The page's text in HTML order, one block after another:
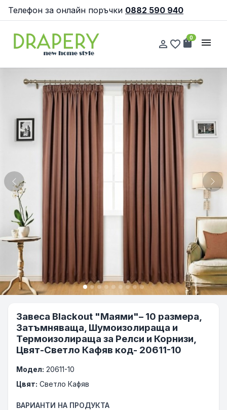
Телефон за онлайн поръчки 0882 590 940
person_outline favorite_border shopping_bag
0 menu
Previous
Завеса Blackout "Маями"– 10 размера,
Затъмняваща, Шумоизолираща и
Термоизолираща за Релси и Корнизи,
Цвят-Светло Кафяв код- 20611-10
Модел: 20611-10
Цвят: Светло Кафяв
ВАРИАНТИ НА ПРОДУКТА